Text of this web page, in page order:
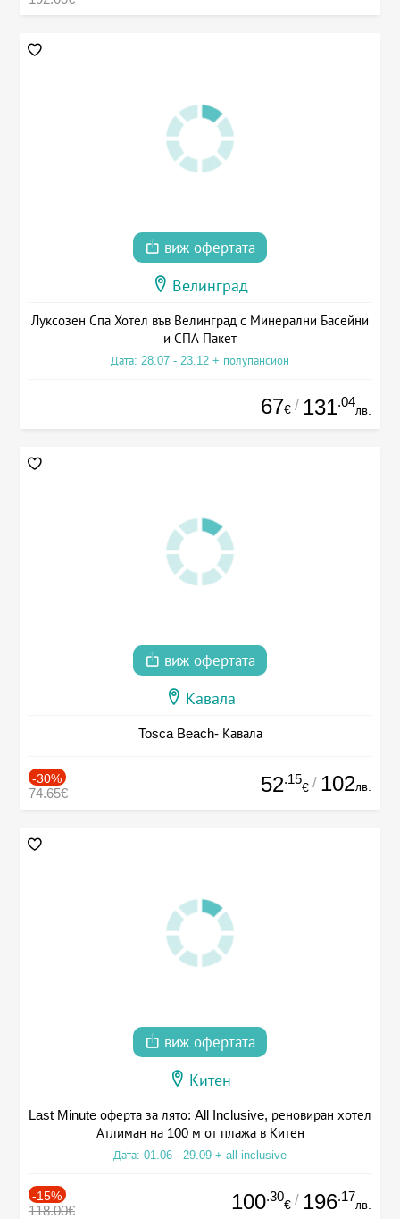
виж офертата
Велинград
Луксозен Спа Хотел във Велинград с Минерални Басейни
и СПА Пакет
Дата: 28.07 - 23.12 + полупансион
67€ / 131.04
лв.
виж офертата
Кавала
Tosca Beach- Кавала
-30%
74.65€ 52.15
€ / 102лв.
виж офертата
Китен
Last Minute оферта за лято: All Inclusive, реновиран хотел
Атлиман на 100 м от плажа в Китен
Дата: 01.06 - 29.09 + all inclusive
-15%
118.00€ 100.30
€ / 196.17
лв.